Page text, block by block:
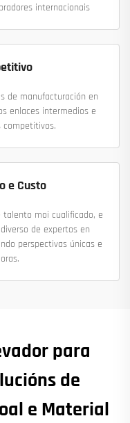
internacionais
de manufacturación en
enlaces intermedios e
competitivos.
e Custo
talento moi cualificado, e
de expertos en
perspectivas únicas e
para
de
e Material